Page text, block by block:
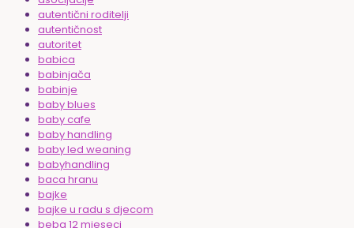
autentični roditelji
autentičnost
autoritet
babica
babinjača
babinje
baby blues
baby cafe
baby handling
baby led weaning
babyhandling
baca hranu
bajke
bajke u radu s djecom
beba 12 mjeseci